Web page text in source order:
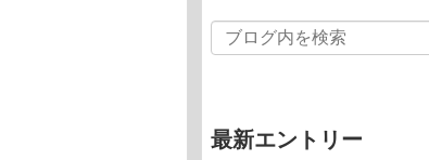
最新エントリー